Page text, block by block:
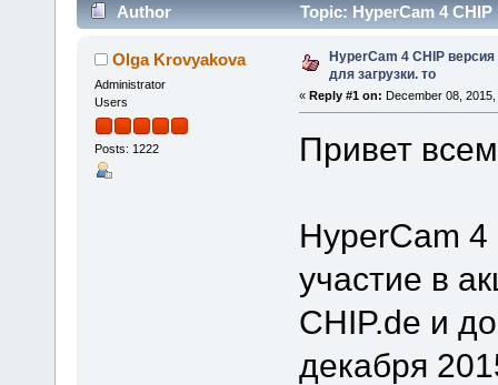
Author
Topic: HyperCam 4 CHIP
Olga Krovyakova
Administrator
Users
Posts: 1222
HyperCam 4 CHIP
для загрузки. то
« Reply #1 on: December 08,
Привет
HyperCam
участие в
CHIP.de и
декабря